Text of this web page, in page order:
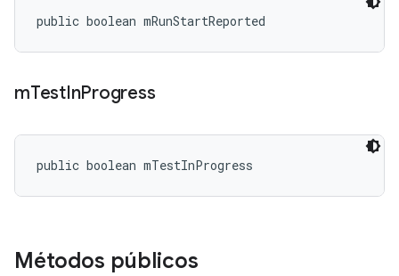
public boolean mRunStartReported
mTestInProgress
public boolean mTestInProgress
Métodos públicos